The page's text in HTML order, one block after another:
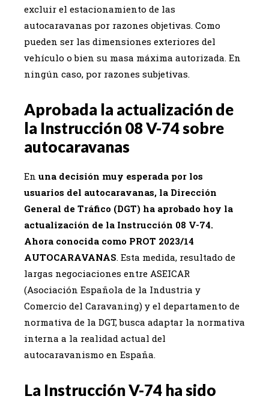
excluir el estacionamiento de las
autocaravanas por razones objetivas. Como
pueden ser las dimensiones exteriores del
vehículo o bien su masa máxima autorizada. En
ningún caso, por razones subjetivas.
Aprobada la actualización de
la Instrucción 08 V-74 sobre
autocaravanas
En una decisión muy esperada por los
usuarios del autocaravanas, la Dirección
General de Tráfico (DGT) ha aprobado hoy la
actualización de la Instrucción 08 V-74.
Ahora conocida como PROT 2023/14
AUTOCARAVANAS. Esta medida, resultado de
largas negociaciones entre ASEICAR
(Asociación Española de la Industria y
Comercio del Caravaning) y el departamento de
normativa de la DGT, busca adaptar la normativa
interna a la realidad actual del
autocaravanismo en España.
La Instrucción V-74 ha sido